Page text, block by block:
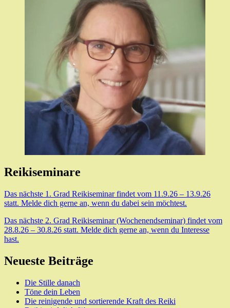
Reikiseminare
Das nächste 1. Grad Reikiseminar findet vom 11.9.26 – 13.9.26
statt. Melde dich gerne an, wenn du dabei sein möchtest.
Das nächste 2. Grad Reikiseminar (Wochenendseminar) findet vom
28.8.26 – 30.8.26 statt. Melde dich gerne an, wenn du Interesse
hast.
Neueste Beiträge
Die Stille danach
Töne dein Leben
Die reinigende und sortierende Kraft des Reiki